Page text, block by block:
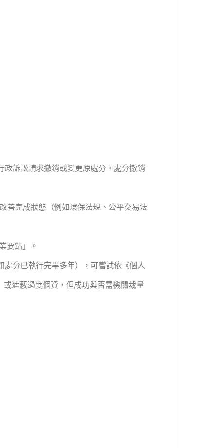
訴訟請求撤銷或變更原處分。處分撤銷
善完成狀態（例如環保法規、公平交易法
要點」。
分已執行完畢多年），可嘗試依《個人
遮蔽過度個資，但成功與否需機關裁量